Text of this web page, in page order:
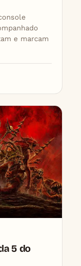
e marcam
5 do